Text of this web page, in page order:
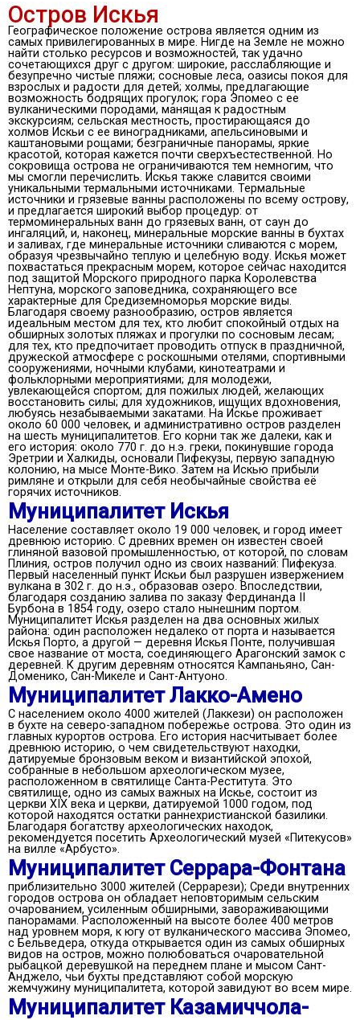
Остров Искья
Географическое положение острова является одним из
самых привилегированных в мире. Нигде на Земле не можно
найти столько ресурсов и возможностей, так удачно
сочетающихся друг с другом: широкие, расслабляющие и
безупречно чистые пляжи; сосновые леса, оазисы покоя для
взрослых и радости для детей; холмы, предлагающие
возможность бодрящих прогулок; гора Эпомео с ее
вулканическими породами, манящая к радостным
экскурсиям; сельская местность, простирающаяся до
холмов Искьи с ее виноградниками, апельсиновыми и
каштановыми рощами; безграничные панорамы, яркие
красотой, которая кажется почти сверхъестественной. Но
сокровища острова не ограничиваются тем немногим, что
мы смогли перечислить. Искья также славится своими
уникальными термальными источниками. Термальные
источники и грязевые ванны расположены по всему острову,
и предлагается широкий выбор процедур: от
термоминеральных ванн до грязевых ванн, от саун до
ингаляций, и, наконец, минеральные морские ванны в бухтах
и ​​заливах, где минеральные источники сливаются с морем,
образуя чрезвычайно теплую и целебную воду. Искья может
похвастаться прекрасным морем, которое сейчас находится
под защитой Морского природного парка Королевства
Нептуна, морского заповедника, сохраняющего все
характерные для Средиземноморья морские виды.
Благодаря своему разнообразию, остров является
идеальным местом для тех, кто любит спокойный отдых на
обширных золотых пляжах и прогулки по сосновым лесам;
для тех, кто предпочитает проводить отпуск в праздничной,
дружеской атмосфере с роскошными отелями, спортивными
сооружениями, ночными клубами, кинотеатрами и
фольклорными мероприятиями; для молодежи,
увлекающейся спортом; для пожилых людей, желающих
восстановить силы; для художников, ищущих вдохновения,
любуясь незабываемыми закатами. На Искье проживает
около 60 000 человек, и административно остров разделен
на шесть муниципалитетов. Его корни так же далеки, как и
его история: около 770 г. до н.э. греки, покинувшие города
Эретрии и Халкиды, основали Пифекузы, первую западную
колонию, на мысе Монте-Вико. Затем на Искью прибыли
римляне и открыли для себя необычайные свойства её
горячих источников.
Муниципалитет Искья
Население составляет около 19 000 человек, и город имеет
древнюю историю. С древних времен он известен своей
глиняной вазовой промышленностью, от которой, по словам
Плиния, остров получил одно из своих названий: Пифекуза.
Первый населенный пункт Искьи был разрушен извержением
вулкана в 302 г. до н.э., образовав озеро. Впоследствии,
благодаря созданию залива по заказу Фердинанда II
Бурбона в 1854 году, озеро стало нынешним портом.
Муниципалитет Искья разделен на два основных жилых
района: один расположен недалеко от порта и называется
Искья Порто, а другой — деревня Искья Понте, получившая
свое название от моста, соединяющего Арагонский замок с
деревней. К другим деревням относятся Кампаньяно, Сан-
Доменико, Сан-Микеле и Сант-Антуоно.
Муниципалитет Лакко-Амено
С населением около 4000 жителей (Лаккези) он расположен
в бухте на северо-западном побережье острова. Это один из
главных курортов острова. Его история насчитывает более
древнюю историю, о чем свидетельствуют находки,
датируемые бронзовым веком и византийской эпохой,
собранные в небольшом археологическом музее,
расположенном в святилище Санта-Реститута. Это
святилище, одно из самых важных на Искье, состоит из
церкви XIX века и церкви, датируемой 1000 годом, под
которой находятся остатки раннехристианской базилики.
Благодаря богатству археологических находок,
рекомендуется посетить Археологический музей «Питекусов»
на вилле «Арбусто».
Муниципалитет Серрара-Фонтана
приблизительно 3000 жителей (Серрарези); Среди внутренних
городов острова он обладает неповторимым сельским
очарованием, усиленным обширными, завораживающими
панорамами. Расположенный на высоте более 400 метров
над уровнем моря, к югу от вулканического массива Эпомео,
с Бельведера, откуда открывается один из самых обширных
видов на остров, можно полюбоваться очаровательной
рыбацкой деревушкой на переднем плане и мысом Сант-
Анджело, чьи бухты представляют собой морскую
жемчужину муниципалитета, которой завидуют во всем мире.
Муниципалитет Казамиччола-